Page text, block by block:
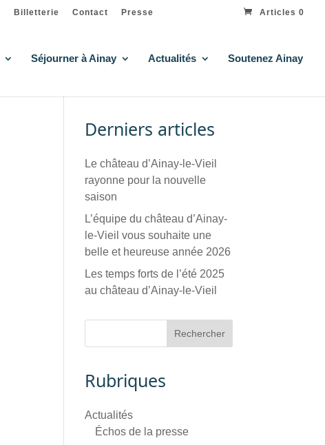
Billetterie Contact Presse Articles 0
Séjourner à Ainay Actualités Soutenez Ainay
Derniers articles
Le château d’Ainay-le-Vieil
rayonne pour la nouvelle
saison
L’équipe du château d’Ainay-
le-Vieil vous souhaite une
belle et heureuse année 2026
Les temps forts de l’été 2025
au château d’Ainay-le-Vieil
Rubriques
Actualités
Échos de la presse